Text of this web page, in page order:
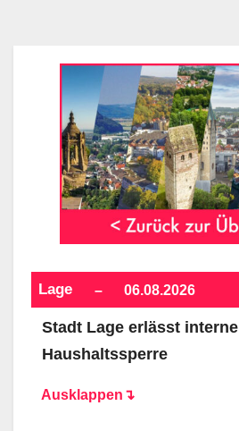
Lage – 06.08.2026
Stadt Lage erlässt interne
Haushaltssperre
Ausklappen↴